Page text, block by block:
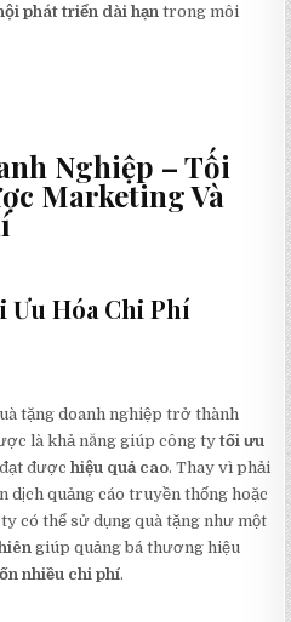
phát triển dài hạn trong môi
Nghiệp – Tối
Marketing Và
Ưu Hóa Chi Phí
tặng doanh nghiệp trở thành
là khả năng giúp công tytối ưu
đượchiệu quả cao. Thay vì phải
dịch quảng cáo truyền thống hoặc
có thể sử dụng quà tặng như một
giúp quảng bá thương hiệu
nhiều chi phí.